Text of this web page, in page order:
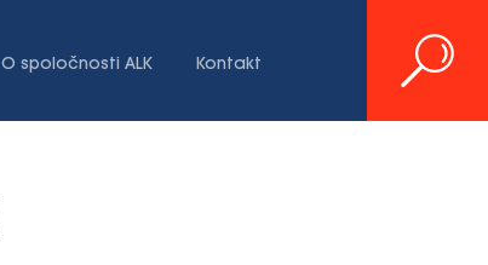
O spoločnosti ALK Kontakt